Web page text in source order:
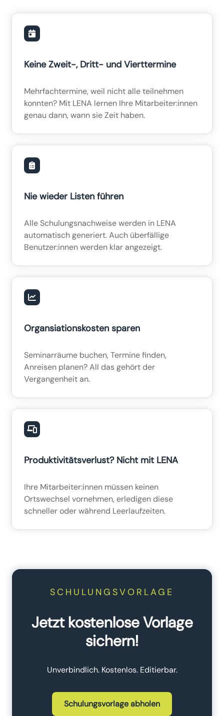
Keine Zweit-, Dritt- und Vierttermine
Mehrfachtermine, weil nicht alle teilnehmen
konnten? Mit LENA lernen Ihre Mitarbeiter:innen
genau dann, wann sie Zeit haben.
Nie wieder Listen führen
Alle Schulungsnachweise werden in LENA
automatisch generiert. Auch überfällige
Benutzer:innen werden klar angezeigt.
Organsiationskosten sparen
Seminarräume buchen, Termine finden,
Anreisen planen? All das gehört der
Vergangenheit an.
Produktivitätsverlust? Nicht mit LENA
Ihre Mitarbeiter:innen müssen keinen
Ortswechsel vornehmen, erledigen diese
schneller oder während Leerlaufzeiten.
SCHULUNGSVORLAGE
Jetzt kostenlose Vorlage
sichern!
Unverbindlich. Kostenlos. Editierbar.
Schulungsvorlage abholen